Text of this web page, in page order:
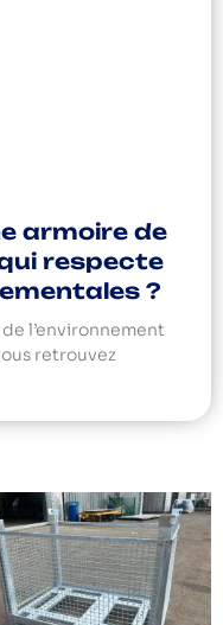
armoire de
respecte
?
l’environnement
retrouvez